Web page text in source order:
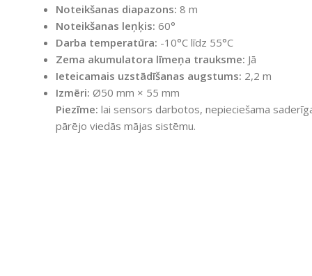
Noteikšanas diapazons: 8 m
Noteikšanas leņķis: 60°
Darba temperatūra: -10°C līdz 55°C
Zema akumulatora līmeņa trauksme: Jā
Ieteicamais uzstādīšanas augstums: 2,2 m
Izmēri: Ø50 mm × 55 mm
Piezīme: lai sensors darbotos, nepieciešama
pārējo viedās mājas sistēmu.